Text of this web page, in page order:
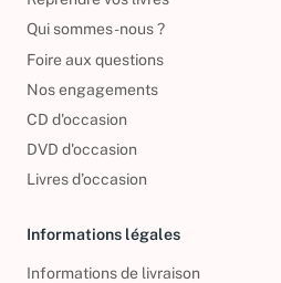
Qui sommes-nous ?
Foire aux questions
Nos engagements
CD d'occasion
DVD d'occasion
Livres d’occasion
Informations légales
Informations de livraison